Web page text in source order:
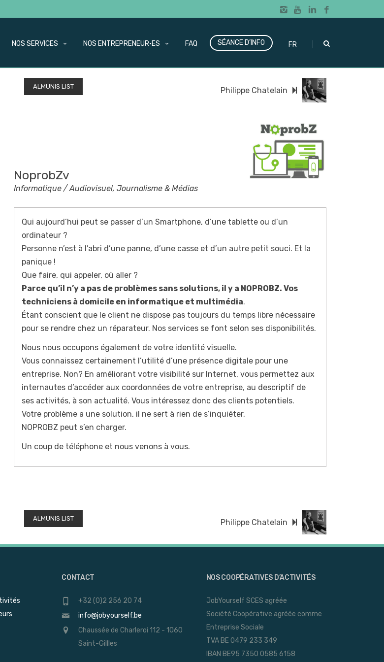
NOS SERVICES NOS ENTREPRENEUR·ES FAQ SÉANCE D’INFO FR |
ALMUNIS LIST Philippe Chatelain
NoprobZv
Informatique / Audiovisuel, Journalisme & Médias
Qui aujourd’hui peut se passer d’un Smartphone, d’une tablette ou d’un
ordinateur ?
Personne n’est à l’abri d’une panne, d’une casse et d’un autre petit souci. Et la
panique !
Que faire, qui appeler, où aller ?
Parce qu’il n’y a pas de problèmes sans solutions, il y a NOPROBZ. Vos
techniciens à domicile en informatique et multimédia.
Étant conscient que le client ne dispose pas toujours du temps libre nécessaire
pour se rendre chez un réparateur. Nos services se font selon ses disponibilités.
Nous nous occupons également de votre identité visuelle.
Vous connaissez certainement l’utilité d’une présence digitale pour une
entreprise. Non? En améliorant votre visibilité sur Internet, vous permettez aux
internautes d’accéder aux coordonnées de votre entreprise, au descriptif de
ses activités, à son actualité. Vous intéressez donc des clients potentiels.
Votre problème a une solution, il ne sert à rien de s’inquiéter,
NOPROBZ peut s’en charger.
Un coup de téléphone et nous venons à vous.
ALMUNIS LIST Philippe Chatelain
CONTACT
+32 (0)2 256 20 74
info@jobyourself.be
Chaussée de Charleroi 112 - 1060
Saint-Gillles
NOS COOPÉRATIVES D’ACTIVITÉS
JobYourself SCES agréée
Société Coopérative agréée comme
Entreprise Sociale
TVA BE 0479 233 349
IBAN BE95 7350 0585 6158